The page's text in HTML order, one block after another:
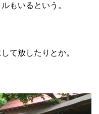
もいるという。
て放したりとか。